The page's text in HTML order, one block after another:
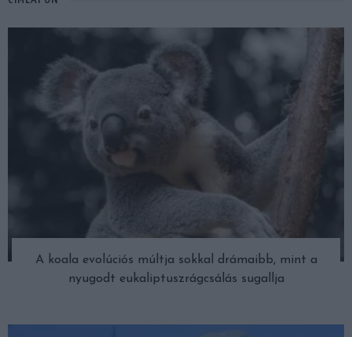
A koala evolúciós múltja sokkal drámaibb, mint a
nyugodt eukaliptuszrágcsálás sugallja